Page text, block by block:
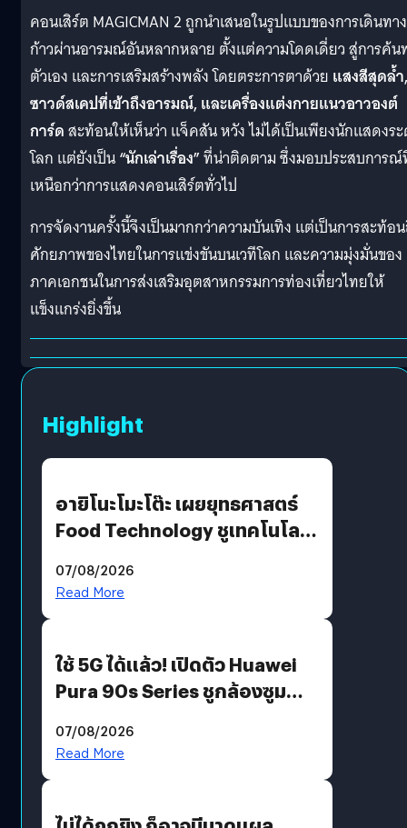
คอนเสิร์ต MAGICMAN 2 ถูกนำเสนอในรูปแบบของการเดินทา
ก้าวผ่านอารมณ์อันหลากหลาย ตั้งแต่ความโดดเดี่ยว สู่การค้
ตัวเอง และการเสริมสร้างพลัง โดยตระการตาด้วย แสงสีสุดล้ำ,
ซาวด์สเคปที่เข้าถึงอารมณ์, และเครื่องแต่งกายแนวอาวองต์
การ์ดสะท้อนให้เห็นว่า แจ็คสัน หวัง ไม่ได้เป็นเพียงนักแสดงร
โลก แต่ยังเป็น“นักเล่าเรื่อง”ที่น่าติดตาม ซึ่งมอบประสบการ
เหนือกว่าการแสดงคอนเสิร์ตทั่วไป
การจัดงานครั้งนี้จึงเป็นมากกว่าความบันเทิง แต่เป็นการสะท้อ
ศักยภาพของไทยในการแข่งขันบนเวทีโลก และความมุ่งมั่นของ
ภาคเอกชนในการส่งเสริมอุตสาหกรรมการท่องเที่ยวไทยให้
แข็งแกร่งยิ่งขึ้น
Highlight
อายิโนะโมะโต๊ะ เผยยุทธศาสตร์
Food Technology ชูเทคโนโลยี
บริโภคและ B2B
07/08/2026
Read More
ใช้ 5G ได้แล้ว! เปิดตัว Huawei
Pura 90s Series ชูกล้องซูม
07/08/2026
Read More